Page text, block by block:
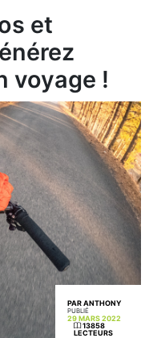
et
voyage !
PAR ANTHONY
PUBLIÉ
29 MARS 2022
13858
LECTEURS